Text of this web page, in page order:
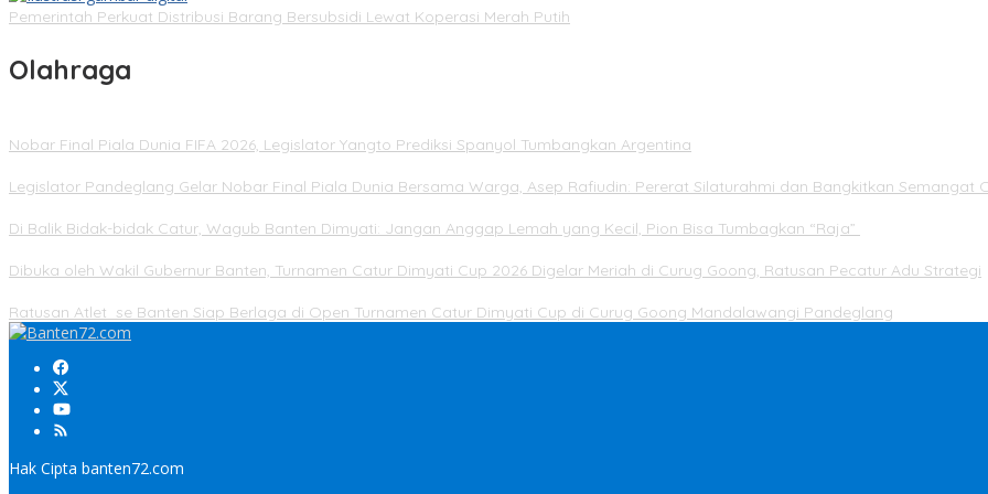
Pemerintah Perkuat Distribusi Barang Bersubsidi Lewat Koperasi Merah Putih
Olahraga
Nobar Final Piala Dunia FIFA 2026, Legislator Yangto Prediksi Spanyol Tumbangkan Argentina
Legislator Pandeglang Gelar Nobar Final Piala Dunia Bersama Warga, Asep Rafiudin: Pererat Silaturahmi dan Bangkitkan Semangat
Di Balik Bidak-bidak Catur, Wagub Banten Dimyati: Jangan Anggap Lemah yang Kecil, Pion Bisa Tumbagkan “Raja”
Dibuka oleh Wakil Gubernur Banten, Turnamen Catur Dimyati Cup 2026 Digelar Meriah di Curug Goong, Ratusan Pecatur Adu Strategi
Ratusan Atlet se Banten Siap Berlaga di Open Turnamen Catur Dimyati Cup di Curug Goong Mandalawangi Pandeglang
Hak Cipta banten72.com